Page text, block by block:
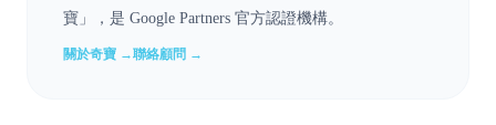
寶」，是 Google Partners 官方認證機構。
關於奇寶 →聯絡顧問 →